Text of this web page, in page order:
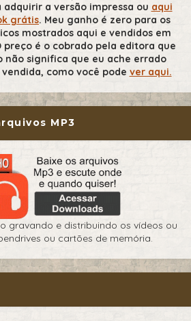
adquirir a versão impressa ou aqui
grátis. Meu ganho é zero para os
mostrados aqui e vendidos em
é o cobrado pela editora que
não significa que eu ache errado
como você pode ver aqui.
MP3
gravando e distribuindo os vídeos ou
ou cartões de memória.